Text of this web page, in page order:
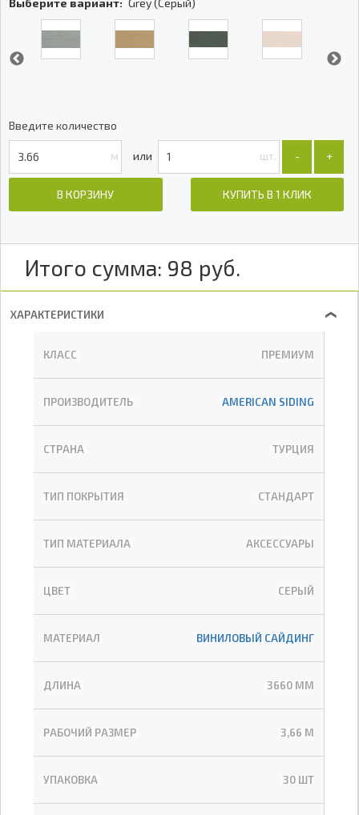
Выберите вариант: Grey (Серый)
Введите количество
м шт. +
-
В КОРЗИНУ КУПИТЬ В 1 КЛИК
Итого сумма: 98 руб.
ХАРАКТЕРИСТИКИ ❯
КЛАСС ПРЕМИУМ
ПРОИЗВОДИТЕЛЬ AMERICAN SIDING
СТРАНА ТУРЦИЯ
ТИП ПОКРЫТИЯ СТАНДАРТ
ТИП МАТЕРИАЛА АКСЕССУАРЫ
ЦВЕТ СЕРЫЙ
МАТЕРИАЛ ВИНИЛОВЫЙ САЙДИНГ
ДЛИНА 3660 ММ
РАБОЧИЙ РАЗМЕР 3,66 М
УПАКОВКА 30 ШТ